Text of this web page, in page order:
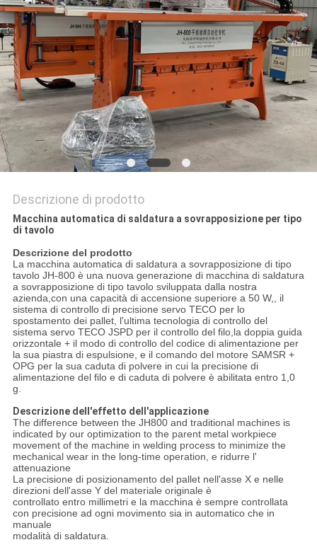
Descrizione di prodotto
Macchina automatica di saldatura a sovrapposizione per tipo
di tavolo
Descrizione del prodotto
La macchina automatica di saldatura a sovrapposizione di tipo
tavolo JH-800 è una nuova generazione di macchina di saldatura
a sovrapposizione di tipo tavolo sviluppata dalla nostra
azienda,con una capacità di accensione superiore a 50 W,, il
sistema di controllo di precisione servo TECO per lo
spostamento dei pallet, l'ultima tecnologia di controllo del
sistema servo TECO JSPD per il controllo del filo,la doppia guida
orizzontale + il modo di controllo del codice di alimentazione per
la sua piastra di espulsione, e il comando del motore SAMSR +
OPG per la sua caduta di polvere in cui la precisione di
alimentazione del filo e di caduta di polvere è abilitata entro 1,0
g.
Descrizione dell'effetto dell'applicazione
The difference between the JH800 and traditional machines is
indicated by our optimization to the parent metal workpiece
movement of the machine in welding process to minimize the
mechanical wear in the long-time operation, e ridurre l'
attenuazione
La precisione di posizionamento del pallet nell'asse X e nelle
direzioni dell'asse Y del materiale originale è
controllato entro millimetri e la macchina è sempre controllata
con precisione ad ogni movimento sia in automatico che in
manuale
modalità di saldatura.